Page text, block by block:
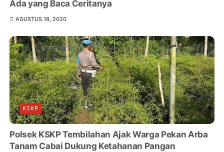
Ada yang Baca Ceritanya
AGUSTUS 18, 2020
KSKP
Polsek KSKP Tembilahan Ajak Warga Pekan Arba
Tanam Cabai Dukung Ketahanan Pangan